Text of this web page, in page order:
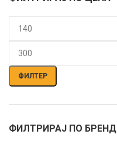
Мин.
цена
Макс.
цена
ФИЛТЕР
ФИЛТРИРАЈ ПО БРЕНД